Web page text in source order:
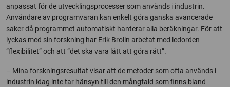
anpassat för de utvecklingsprocesser som används i industrin.
Användare av programvaran kan enkelt göra ganska avancerade
saker då programmet automatiskt hanterar alla beräkningar. För att
lyckas med sin forskning har Erik Brolin arbetat med ledorden
”flexibilitet” och att ”det ska vara lätt att göra rätt”.
– Mina forskningsresultat visar att de metoder som ofta används i
industrin idag inte tar hänsyn till den mångfald som finns bland